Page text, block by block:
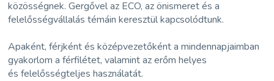
közösségnek. Gergővel az ECO, az önismeret és a
felelősségvállalás témáin keresztül kapcsolódtunk.
Apaként, férjként és középvezetőként a mindennapjaimban
gyakorlom a férfilétet, valamint az erőm helyes
és felelősségteljes használatát.